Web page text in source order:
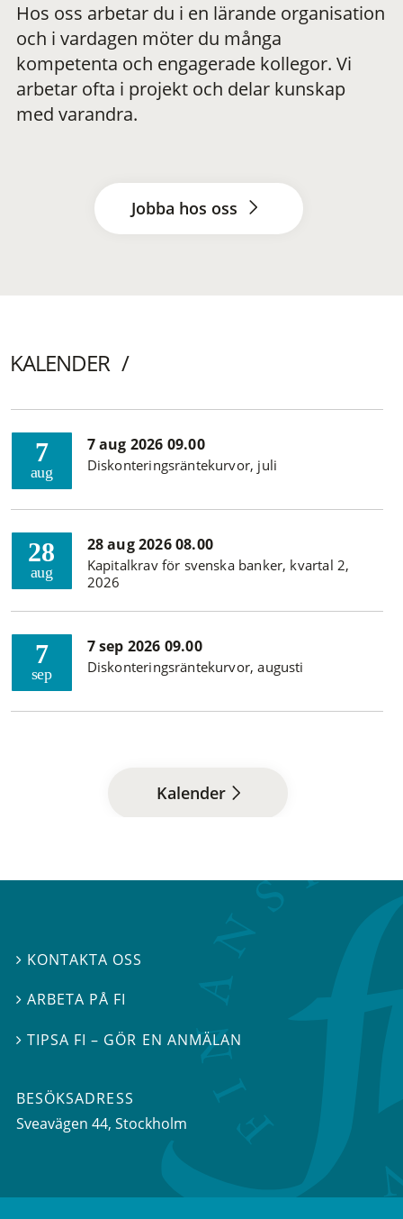
Hos oss arbetar du i en lärande organisation
och i vardagen möter du många
kompetenta och engagerade kollegor. Vi
arbetar ofta i projekt och delar kunskap
med varandra.
Jobba hos oss
KALENDER
7
aug
7 aug 2026 09.00
Diskonteringsräntekurvor, juli
28
aug
28 aug 2026 08.00
Kapitalkrav för svenska banker, kvartal 2,
2026
7
sep
7 sep 2026 09.00
Diskonteringsräntekurvor, augusti
Kalender
 KONTAKTA OSS
ARBETA PÅ FI
TIPSA FI – GÖR EN ANMÄLAN
BESÖKSADRESS
Sveavägen 44, Stockholm